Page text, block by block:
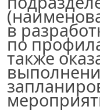
в
по
также